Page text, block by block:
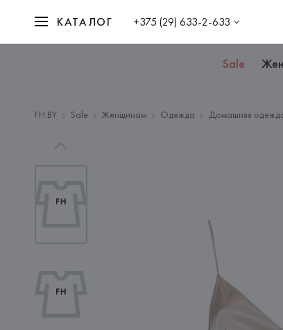
КАТАЛОГ +375 (29) 633-2-633
Sale
FH.BY Sale Женщинам Одежда Домашняя